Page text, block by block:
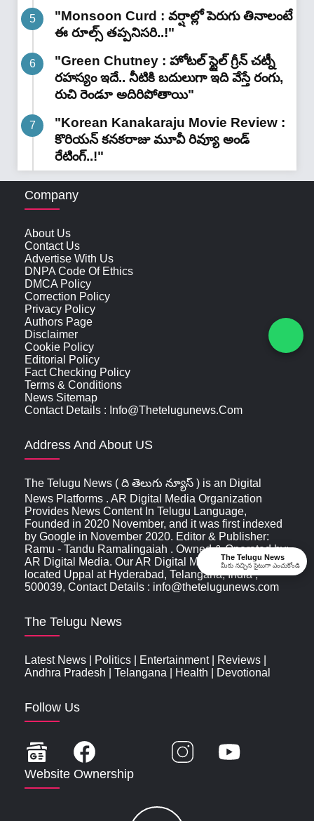
"Monsoon Curd : వర్షాల్లో పెరుగు తినాలంటే
ఈ రూల్స్ తప్పనిసరి..!"
"Green Chutney : హోటల్ స్టైల్ గ్రీన్ చట్నీ
రహస్యం ఇదే.. నీటికి బదులుగా ఇది వేస్తే రంగు,
రుచి రెండూ అదిరిపోతాయి"
"Korean Kanakaraju Movie Review :
కొరియన్ కనకరాజు మూవీ రివ్యూ అండ్
రేటింగ్‌..!"
Company
About Us
Contact Us
Advertise With Us
DNPA Code Of Ethics
DMCA Policy
Correction Policy
Privacy Policy
Authors Page
Disclaimer
Cookie Policy
Editorial Policy
Fact Checking Policy
Terms & Conditions
News Sitemap
Contact Details : Info@thetelugunews.com
Address And About US
The Telugu News ( ది తెలుగు న్యూస్‌ ) is an Digital
News Platforms . AR Digital Media Organization
Provides News Content In Telugu Language,
Founded in 2020 November, and it was first indexed
by Google in November 2020. Editor & Publisher:
Ramu - Tandu Ramalingaiah . Owned & Operated by:
AR Digital Media. Our AR Digital Media Office is
located Uppal at Hyderabad, Telangana, India ,
500039, Contact Details : info@thetelugunews.com
The Telugu News
Latest News Politics Entertainment| Reviews
Andhra Pradesh
Telangana Health Devotional
Follow Us
Website Ownership
The Telugu News
మీకు నచ్చిన సైటుగా ఎంచుకోండి